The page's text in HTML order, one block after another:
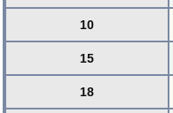
10
15
18